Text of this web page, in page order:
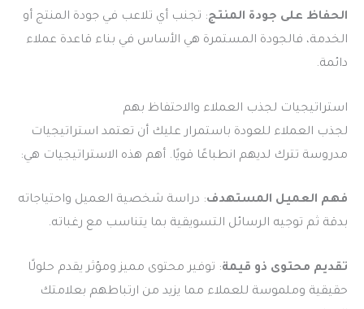
الحفاظ على جودة المنتج: تجنب أي تلاعب في جودة المنتج أو
الخدمة، فالجودة المستمرة هي الأساس في بناء قاعدة عملاء
دائمة.
استراتيجيات لجذب العملاء والاحتفاظ بهم
لجذب العملاء للعودة باستمرار عليك أن تعتمد استراتيجيات
مدروسة تترك لديهم انطباعًا قويًا. أهم هذه الاستراتيجيات هي:
فهم العميل المستهدف: دراسة شخصية العميل واحتياجاته
بدقة ثم توجيه الرسائل التسويقية بما يتناسب مع رغباته.
تقديم محتوى ذو قيمة: توفير محتوى مميز ومؤثر يقدم حلولًا
حقيقية وملموسة للعملاء مما يزيد من ارتباطهم بعلامتك